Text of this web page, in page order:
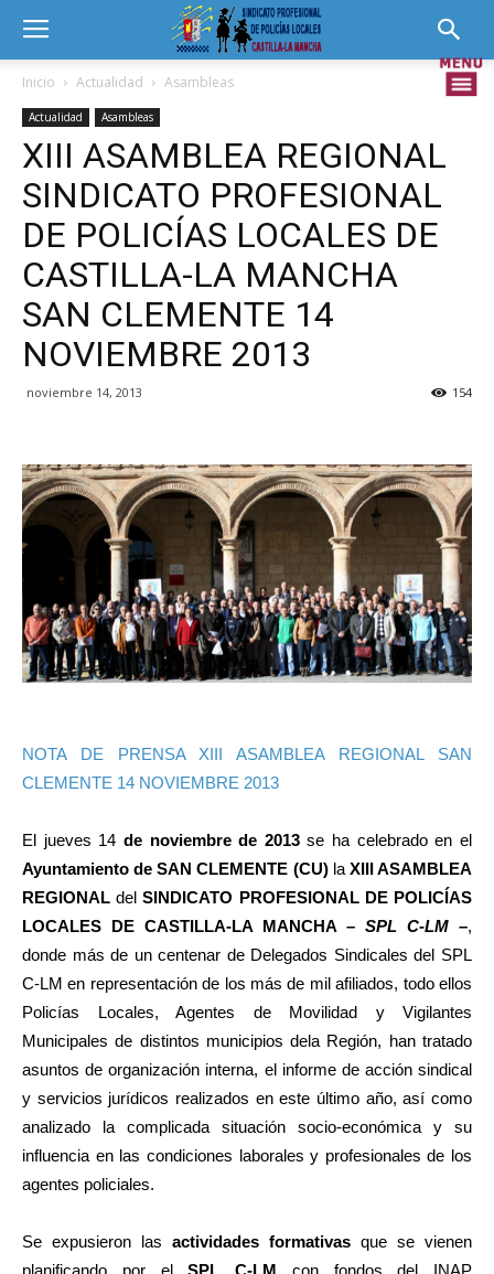
Inicio Actualidad Asambleas
Actualidad Asambleas
XIII ASAMBLEA REGIONAL
SINDICATO PROFESIONAL
DE POLICÍAS LOCALES DE
CASTILLA-LA MANCHA
SAN CLEMENTE 14
NOVIEMBRE 2013
noviembre 14, 2013 154
NOTA DE PRENSA XIII ASAMBLEA REGIONAL SAN
CLEMENTE 14 NOVIEMBRE 2013
El jueves 14 de noviembre de 2013se ha celebrado en el
Ayuntamiento de SAN CLEMENTE (CU)la XIII ASAMBLEA
REGIONAL delSINDICATO PROFESIONAL DE POLICÍAS
LOCALES DE CASTILLA-LA MANCHA – SPL C-LM –,
donde más de un centenar de Delegados Sindicales del SPL
C-LM en representación de los más de mil afiliados, todo ellos
Policías Locales, Agentes de Movilidad y Vigilantes
Municipales de distintos municipios dela Región, han tratado
asuntos de organización interna, el informe de acción sindical
y servicios jurídicos realizados en este último año, así como
analizado la complicada situación socio-económica y su
influencia en las condiciones laborales y profesionales de los
agentes policiales.
Se expusieron las actividades formativas que se vienen
planificando por elSPL C-LM con fondos del INAP